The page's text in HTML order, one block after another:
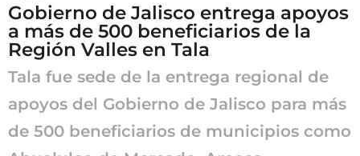
Gobierno de Jalisco entrega apoyos
a más de 500 beneficiarios de la
Región Valles en Tala
Tala fue sede de la entrega regional de
apoyos del Gobierno de Jalisco para más
de 500 beneficiarios de municipios como